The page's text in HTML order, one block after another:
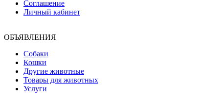
Соглашение
Личный кабинет
ОБЪЯВЛЕНИЯ
Собаки
Кошки
Другие животные
Товары для животных
Услуги